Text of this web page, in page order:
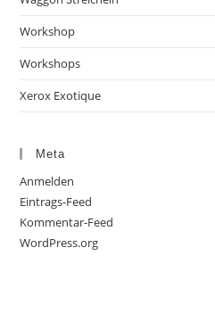
Workshop
Workshops
Xerox Exotique
Meta
Anmelden
Eintrags-Feed
Kommentar-Feed
WordPress.org